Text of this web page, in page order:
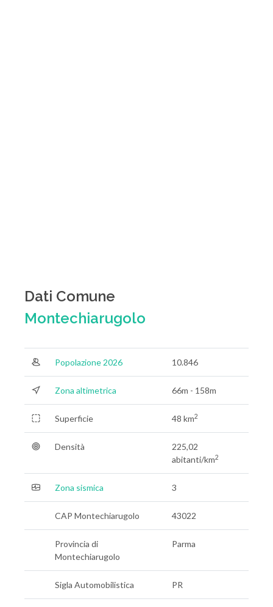
Dati Comune
Montechiarugolo
Popolazione 2026 10.846
Zona altimetrica 66m - 158m
Superficie 48 km2
Densità
225,02
abitanti/km2
Zona sismica 3
CAP Montechiarugolo 43022
Provincia di
Montechiarugolo
Parma
Sigla Automobilistica PR